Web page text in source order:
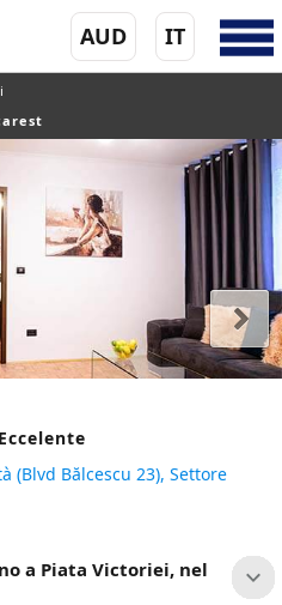
IT
AUD
Eccelente
(Blvd Bălcescu 23), Settore
a Piata Victoriei, nel